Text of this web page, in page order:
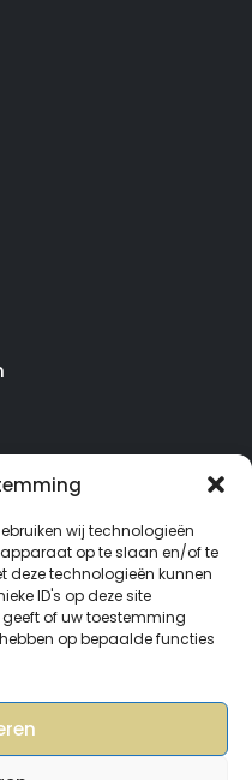
wij technologieën
op te slaan en/of te
deze technologieën kunnen
ID's op deze site
of uw toestemming
op bepaalde functies
2026 - In opdracht